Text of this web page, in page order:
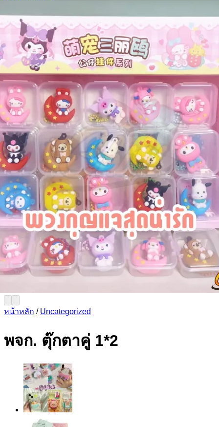
หน้าหลัก / Uncategorized
พจก. ตุ๊กตาคู่ 1*2